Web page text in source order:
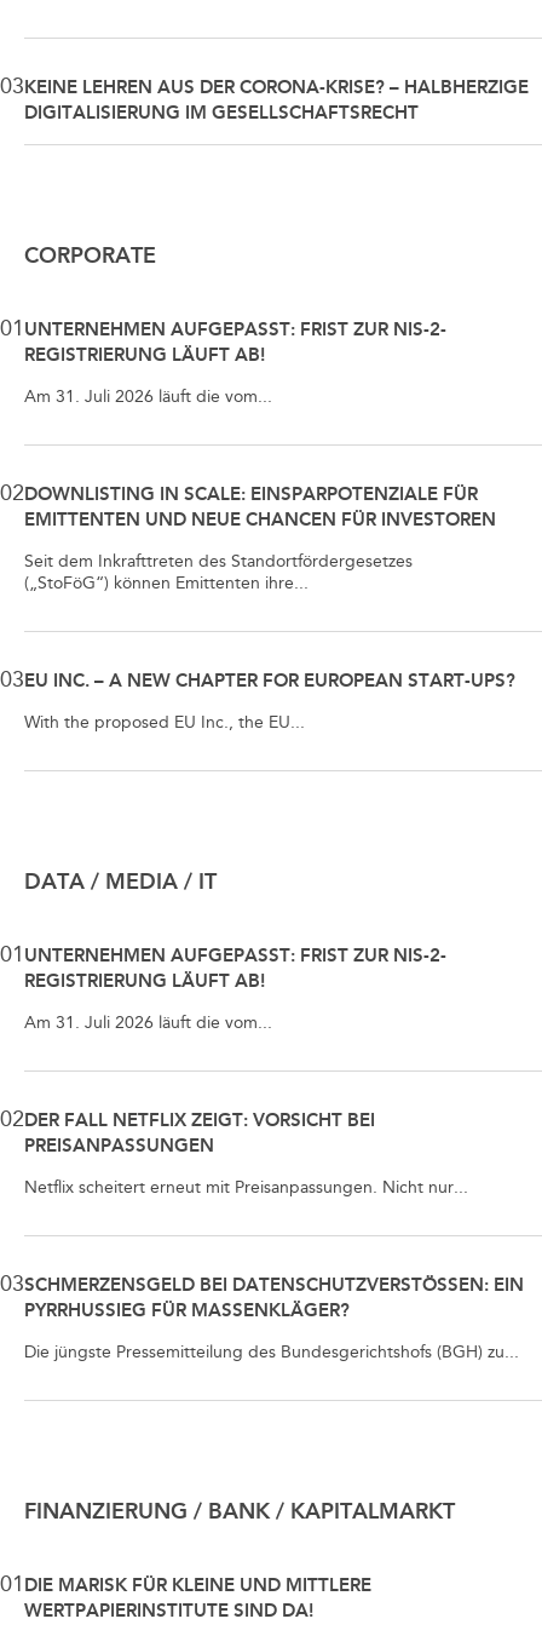
03KEINE LEHREN AUS DER CORONA-KRISE? – HALBHERZIGE
DIGITALISIERUNG IM GESELLSCHAFTSRECHT
CORPORATE
01 UNTERNEHMEN AUFGEPASST: FRIST ZUR NIS-2-
REGISTRIERUNG LÄUFT AB!
Am 31. Juli 2026 läuft die vom...
02DOWNLISTING IN SCALE: EINSPARPOTENZIALE FÜR
EMITTENTEN UND NEUE CHANCEN FÜR INVESTOREN
Seit dem Inkrafttreten des Standortfördergesetzes
(„StoFöG“) können Emittenten ihre...
03EU INC. – A NEW CHAPTER FOR EUROPEAN START-UPS?
With the proposed EU Inc., the EU...
DATA / MEDIA / IT
01 UNTERNEHMEN AUFGEPASST: FRIST ZUR NIS-2-
REGISTRIERUNG LÄUFT AB!
Am 31. Juli 2026 läuft die vom...
02DER FALL NETFLIX ZEIGT: VORSICHT BEI
PREISANPASSUNGEN
Netflix scheitert erneut mit Preisanpassungen. Nicht nur...
03SCHMERZENSGELD BEI DATENSCHUTZVERSTÖSSEN: EIN P
YRRHUSSIEG FÜR MASSENKLÄGER?
Die jüngste Pressemitteilung des Bundesgerichtshofs (BGH) zu...
FINANZIERUNG / BANK / KAPITALMARKT
01 DIE MARISK FÜR KLEINE UND MITTLERE
WERTPAPIERINSTITUTE SIND DA!